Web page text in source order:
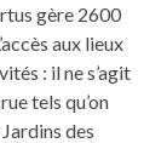
gère 2600
aux lieux
: il ne s’agit
tels qu’on
des